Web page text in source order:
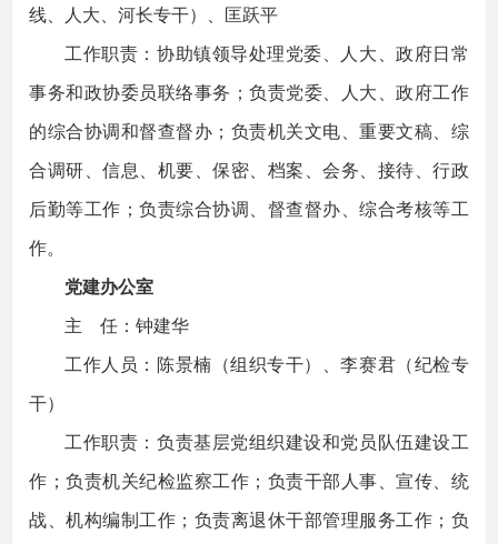
线、人大、河长专干）、匡跃平
工作职责：协助镇领导处理党委、人大、政府日常
事务和政协委员联络事务；负责党委、人大、政府工作
的综合协调和督查督办；负责机关文电、重要文稿、综
合调研、信息、机要、保密、档案、会务、接待、行政
后勤等工作；负责综合协调、督查督办、综合考核等工
作。
党建办公室
主 任：钟建华
工作人员：陈景楠（组织专干）、李赛君（纪检专
干）
工作职责：负责基层党组织建设和党员队伍建设工
作；负责机关纪检监察工作；负责干部人事、宣传、统
战、机构编制工作；负责离退休干部管理服务工作；负